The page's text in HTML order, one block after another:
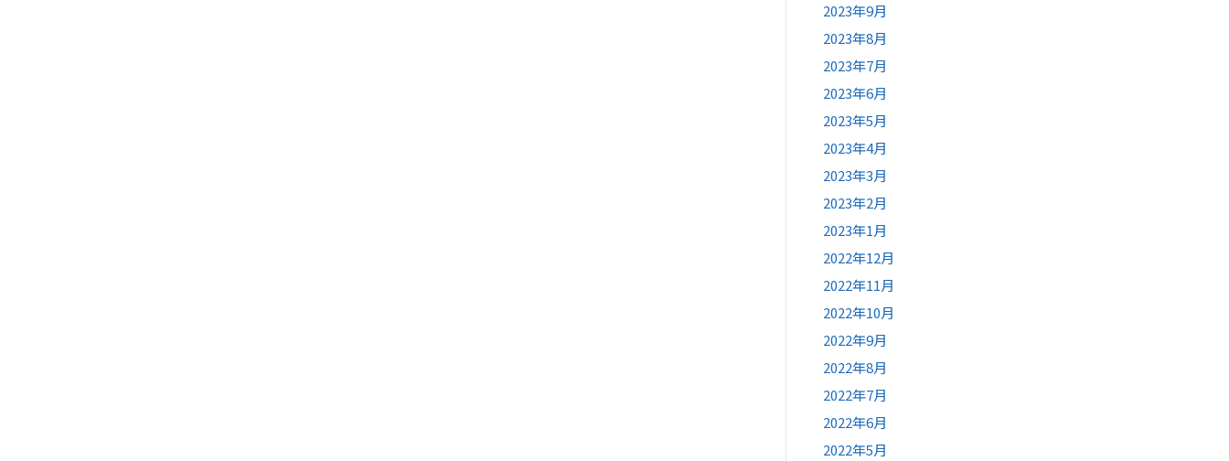
2023年9月
2023年8月
2023年7月
2023年6月
2023年5月
2023年4月
2023年3月
2023年2月
2023年1月
2022年12月
2022年11月
2022年10月
2022年9月
2022年8月
2022年7月
2022年6月
2022年5月